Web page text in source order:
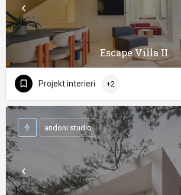
Escape Villa II
Projekt interieri +2
andoni studio